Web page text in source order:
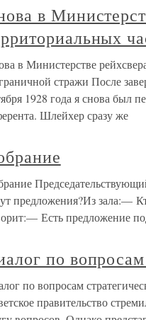
в
в Министерстве
стражи После
1928 года я снова был
Шлейхер сразу же
предложения?Из зала:—
Есть предложение
по
по вопросам
правительство